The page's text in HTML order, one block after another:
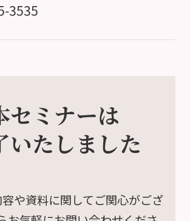
3535
セミナーは
いたしました
や資料に関してご関心がござ